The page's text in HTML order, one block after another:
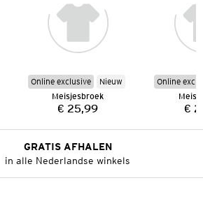
Online exclusive
Nieuw
Meisjesbroek
Prijs:
€ 25,99
Online
€
GRATIS AFHALEN
in alle Nederlandse winkels